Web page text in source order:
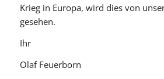
Krieg in Europa, wird dies von
gesehen.
Ihr
Olaf Feuerborn